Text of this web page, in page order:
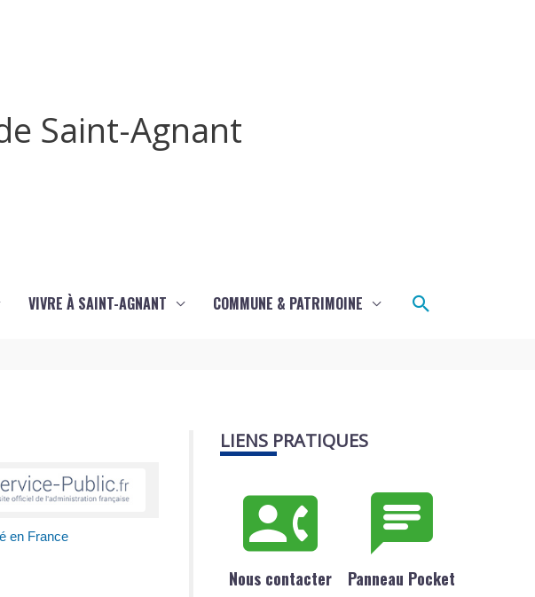
Saint-Agnant
VIVRE À SAINT-AGNANT COMMUNE & PATRIMOINE Rechercher
en France
LIENS PRATIQUES
Nous contacter Panneau Pocket